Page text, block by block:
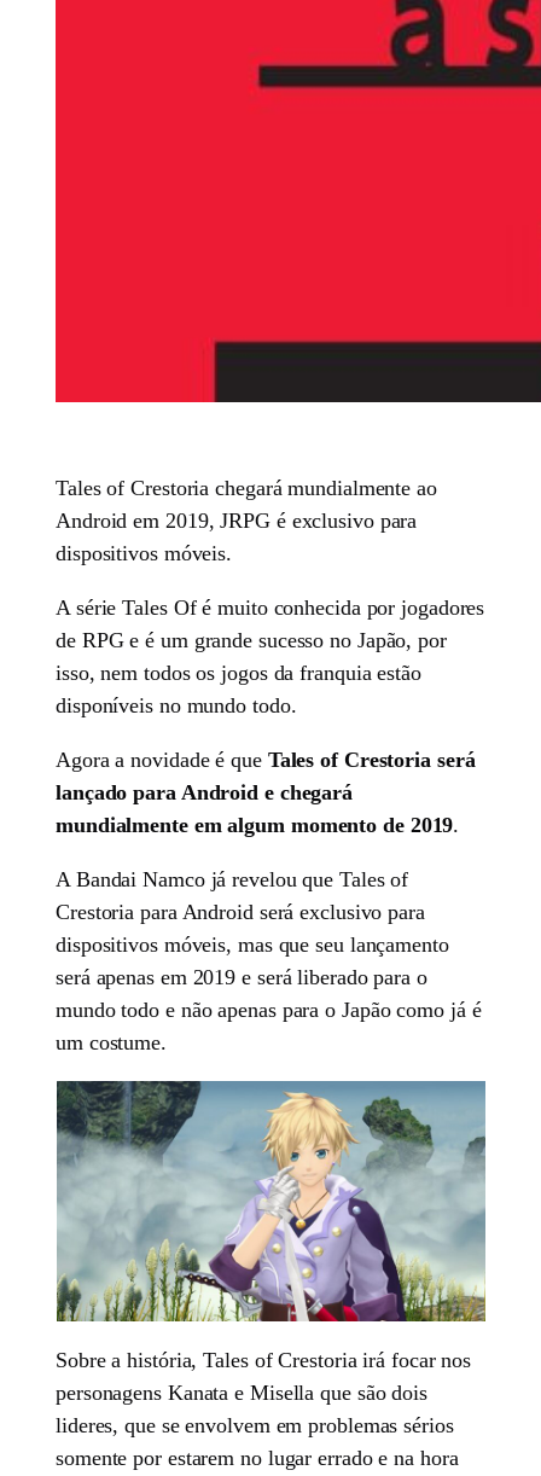
Tales of Crestoria chegará mundialmente ao
Android em 2019, JRPG é exclusivo para
dispositivos móveis.
A série Tales Of é muito conhecida por jogadores
de RPG e é um grande sucesso no Japão, por
isso, nem todos os jogos da franquia estão
disponíveis no mundo todo.
Agora a novidade é que Tales of Crestoria será
lançado para Android e chegará
mundialmente em algum momento de 2019.
A Bandai Namco já revelou que Tales of
Crestoria para Android será exclusivo para
dispositivos móveis, mas que seu lançamento
será apenas em 2019 e será liberado para o
mundo todo e não apenas para o Japão como já é
um costume.
Sobre a história, Tales of Crestoria irá focar nos
personagens Kanata e Misella que são dois
lideres, que se envolvem em problemas sérios
somente por estarem no lugar errado e na hora